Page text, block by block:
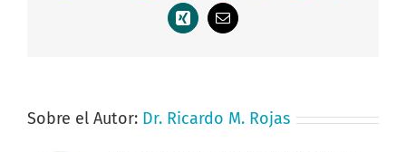
Xing
Correo
electrónico
Sobre el Autor: Dr. Ricardo M. Rojas